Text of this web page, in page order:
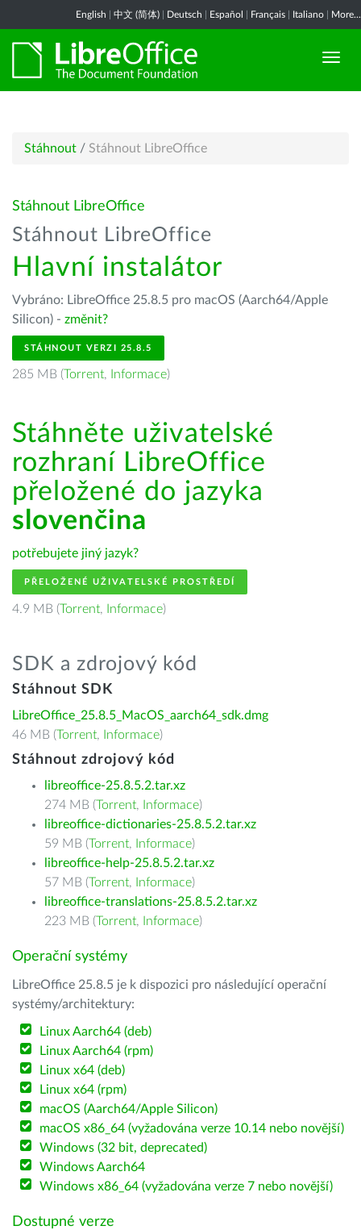
English 中文 (简体) Deutsch Español Français Italiano More...
Stáhnout / Stáhnout LibreOffice
Stáhnout LibreOffice
Stáhnout LibreOffice
Hlavní instalátor
Vybráno: LibreOffice 25.8.5 pro macOS (Aarch64/Apple
Silicon) - změnit?
STÁHNOUT VERZI 25.8.5
285 MB (Torrent, Informace)
Stáhněte uživatelské
rozhraní LibreOffice
přeložené do jazyka
slovenčina
potřebujete jiný jazyk?
PŘELOŽENÉ UŽIVATELSKÉ PROSTŘEDÍ
4.9 MB (Torrent, Informace)
SDK a zdrojový kód
Stáhnout SDK
LibreOffice_25.8.5_MacOS_aarch64_sdk.dmg
46 MB (Torrent, Informace)
Stáhnout zdrojový kód
libreoffice-25.8.5.2.tar.xz
274 MB (Torrent, Informace)
libreoffice-dictionaries-25.8.5.2.tar.xz
59 MB (Torrent, Informace)
libreoffice-help-25.8.5.2.tar.xz
57 MB (Torrent, Informace)
libreoffice-translations-25.8.5.2.tar.xz
223 MB (Torrent, Informace)
Operační systémy
LibreOffice 25.8.5 je k dispozici pro následující operační
systémy/architektury:
Linux Aarch64 (deb)
Linux Aarch64 (rpm)
Linux x64 (deb)
Linux x64 (rpm)
macOS (Aarch64/Apple Silicon)
macOS x86_64 (vyžadována verze 10.14 nebo novější)
Windows (32 bit, deprecated)
Windows Aarch64
Windows x86_64 (vyžadována verze 7 nebo novější)
Dostupné verze